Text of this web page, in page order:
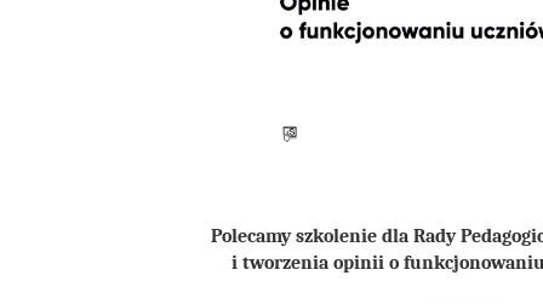
Polecamy szkolenie dla Rady
i tworzenia opinii o